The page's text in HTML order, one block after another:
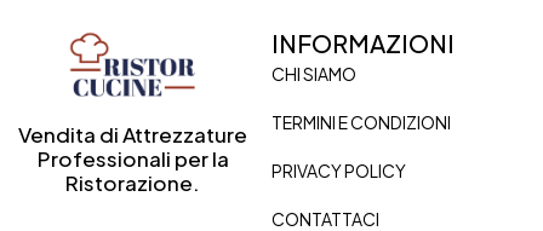
Vendita di Attrezzature
Professionali per la
Ristorazione.
INFORMAZIONI
CHI SIAMO
TERMINI E CONDIZIONI
PRIVACY POLICY
CONTATTACI